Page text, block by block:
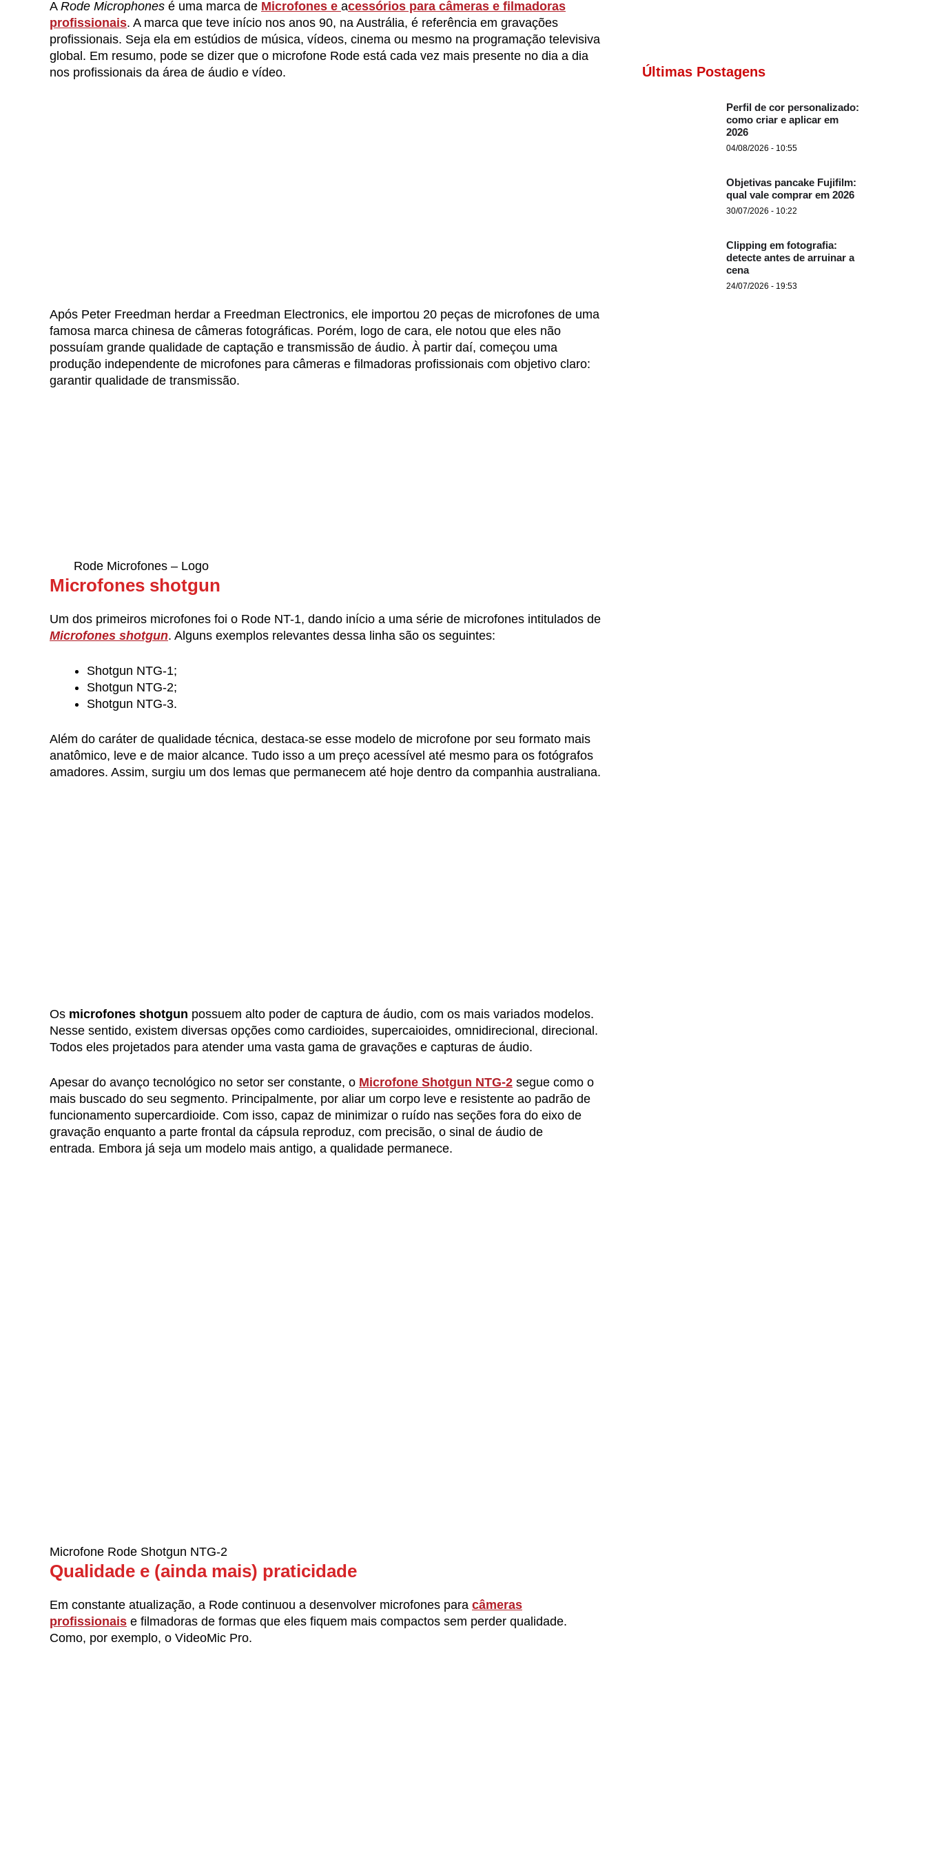
A Rode Microphones é uma marca de Microfones e acessórios para câmeras e filmadoras
profissionais. A marca que teve início nos anos 90, na Austrália, é referência em gravações
profissionais. Seja ela em estúdios de música, vídeos, cinema ou mesmo na programação televisiva
global. Em resumo, pode se dizer que o microfone Rode está cada vez mais presente no dia a dia
nos profissionais da área de áudio e vídeo.
Após Peter Freedman herdar a Freedman Electronics, ele importou 20 peças de microfones de uma
famosa marca chinesa de câmeras fotográficas. Porém, logo de cara, ele notou que eles não
possuíam grande qualidade de captação e transmissão de áudio. À partir daí, começou uma
produção independente de microfones para câmeras e filmadoras profissionais com objetivo claro:
garantir qualidade de transmissão.
Rode Microfones – Logo
Microfones shotgun
Um dos primeiros microfones foi o Rode NT-1, dando início a uma série de microfones intitulados de
Microfones shotgun. Alguns exemplos relevantes dessa linha são os seguintes:
Shotgun NTG-1;
Shotgun NTG-2;
Shotgun NTG-3.
Além do caráter de qualidade técnica, destaca-se esse modelo de microfone por seu formato mais
anatômico, leve e de maior alcance. Tudo isso a um preço acessível até mesmo para os fotógrafos
amadores. Assim, surgiu um dos lemas que permanecem até hoje dentro da companhia australiana.
Os microfones shotgun possuem alto poder de captura de áudio, com os mais variados modelos.
Nesse sentido, existem diversas opções como cardioides, supercaioides, omnidirecional, direcional.
Todos eles projetados para atender uma vasta gama de gravações e capturas de áudio.
Apesar do avanço tecnológico no setor ser constante, o Microfone Shotgun NTG-2 segue como o
mais buscado do seu segmento. Principalmente, por aliar um corpo leve e resistente ao padrão de
funcionamento supercardioide. Com isso, capaz de minimizar o ruído nas seções fora do eixo de
gravação enquanto a parte frontal da cápsula reproduz, com precisão, o sinal de áudio de
entrada. Embora já seja um modelo mais antigo, a qualidade permanece.
Microfone Rode Shotgun NTG-2
Qualidade e (ainda mais) praticidade
Em constante atualização, a Rode continuou a desenvolver microfones para câmeras
profissionais e filmadoras de formas que eles fiquem mais compactos sem perder qualidade.
Como, por exemplo, o VideoMic Pro.
Últimas Postagens
Perfil de cor personalizado:
como criar e aplicar em
2026
04/08/2026 - 10:55
Objetivas pancake Fujifilm:
qual vale comprar em 2026
30/07/2026 - 10:22
Clipping em fotografia:
detecte antes de arruinar a
cena
24/07/2026 - 19:53